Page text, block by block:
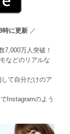
時に更新 ／
7,000万人突破！
などのリアルな
て自分だけのア
Instagramのよう